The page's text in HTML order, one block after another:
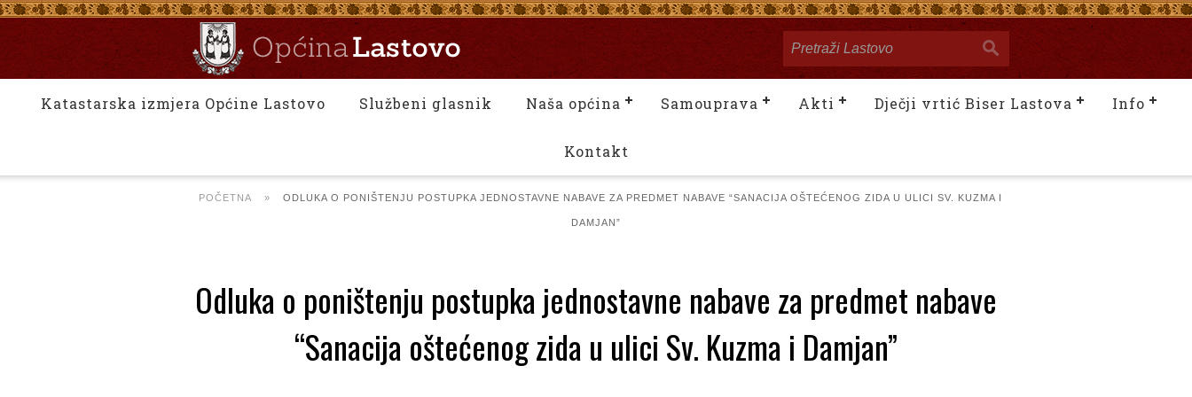
Katastarska izmjera Općine Lastovo Službeni glasnik Naša općina Samouprava Akti Dječji vrtić Biser Lastova Info
Kontakt
POČETNA » ODLUKA O PONIŠTENJU POSTUPKA JEDNOSTAVNE NABAVE ZA PREDMET NABAVE “SANACIJA OŠTEĆENOG ZIDA U ULICI SV. KUZMA I
DAMJAN”
Odluka o poništenju postupka jednostavne nabave za predmet nabave
“Sanacija oštećenog zida u ulici Sv. Kuzma i Damjan”